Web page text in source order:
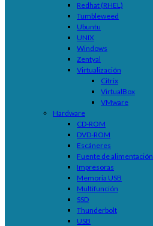
Redhat (RHEL)
Tumbleweed
Ubuntu
UNIX
Windows
Zentyal
Virtualización
Citrix
VirtualBox
VMware
Hardware
CD-ROM
DVD-ROM
Escáneres
Fuente de alimentación
Impresoras
Memoria USB
Multifunción
SSD
Thunderbolt
USB